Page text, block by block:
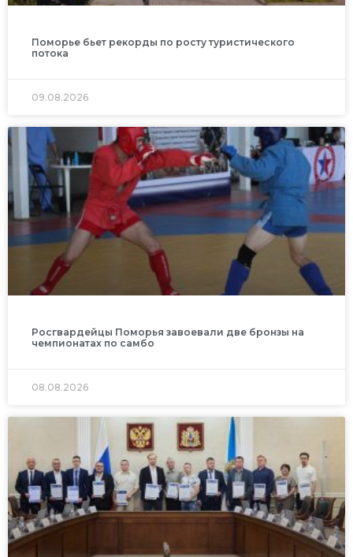
Поморье бьет рекорды по росту туристического
потока
09.08.2026
Росгвардейцы Поморья завоевали две бронзы на
чемпионатах по самбо
08.08.2026